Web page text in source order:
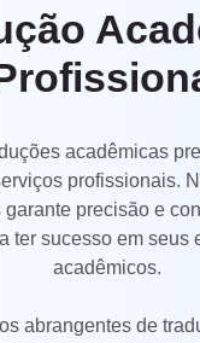
acadêmicas
profissionais.
precisão e
ter sucesso em seus
acadêmicos.
abrangentes de